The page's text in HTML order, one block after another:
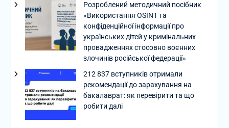
Розроблений методичний посібник
«Використання OSINT та
конфіденційної інформації про
українських дітей у кримінальних
провадженнях стосовно воєнних
злочинів російської федерації»
212 837 вступників отримали
рекомендації до зарахування на
бакалаврат: як перевірити та що
робити далі